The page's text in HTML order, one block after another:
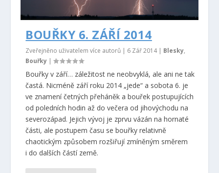
BOUŘKY 6. ZÁŘÍ 2014
Zveřejněno uživatelem více autorů | 6 Zář 2014| Blesky,
Bouřky |
Bouřky v září… záležitost ne neobvyklá, ale ani ne tak
častá. Nicméně září roku 2014 „jede“ a sobota 6. je
ve znamení četných přeháněk a bouřek postupujících
od poledních hodin až do večera od jihovýchodu na
severozápad. Jejich vývoj je zprvu vázán na hornaté
části, ale postupem času se bouřky relativně
chaotickým způsobem rozšiřují zmíněným směrem
i do dalších částí země.